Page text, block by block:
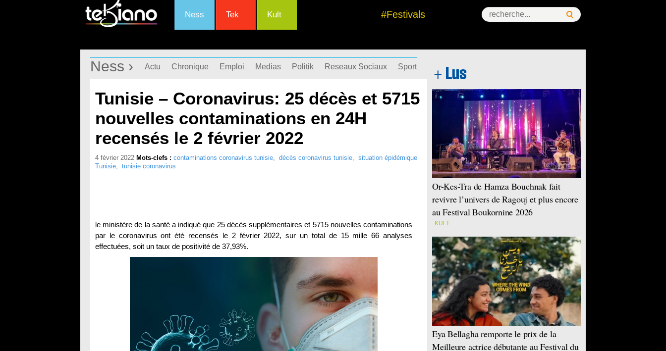
Ness Tek Kult #Festivals
Ness › Actu Chronique Emploi Medias Politik Reseaux Sociaux Sport Success Story
Tunisie – Coronavirus: 25 décès et 5715
nouvelles contaminations en 24H
recensés le 2 février 2022
4 février 2022 Mots-clefs : contaminations coronavirus tunisie, décès coronavirus tunisie, situation épidémique
Tunisie, tunisie coronavirus
le ministère de la santé a indiqué que 25 décès supplémentaires et 5715 nouvelles contaminations
par le coronavirus ont été recensés le 2 février 2022, sur un total de 15 mille 66 analyses
effectuées, soit un taux de positivité de 37,93%.
Or-Kes-Tra de Hamza Bouchnak fait
revivre l’univers de Ragouj et plus encore
au Festival Boukornine 2026
KULT
Eya Bellagha remporte le prix de la
Meilleure actrice débutante au Festival du